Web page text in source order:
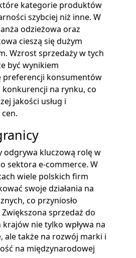
kategorie produktów
szybciej niż inne. W
odzieżowa oraz
cieszą się dużym
Wzrost sprzedaży w tych
być wynikiem
preferencji konsumentów
na rynku, co
jakości usług i
odgrywa kluczową rolę w
sektora e-commerce. W
wiele polskich firm
swoje działania na
co przyniosło
sprzedaż do
nie tylko wpływa na
ale także na rozwój marki i
na międzynarodowej